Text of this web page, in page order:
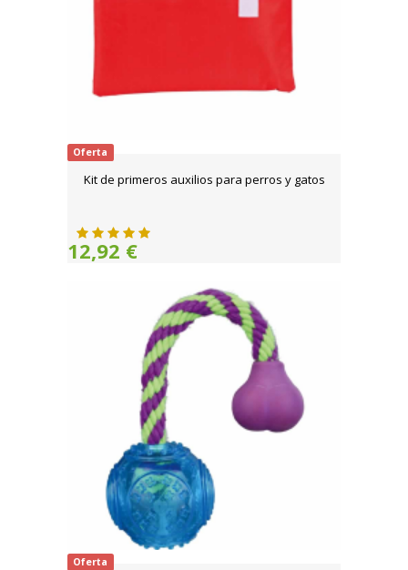
Oferta
Kit de primeros auxilios para perros y gatos
12,92 €
Oferta